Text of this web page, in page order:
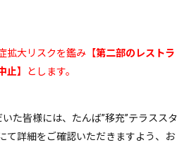
拡大リスクを鑑み【第二部のレストラ
止】
とします。
た皆様には、たんば”移充”テラススタ
て詳細をご確認いただきますよう、お